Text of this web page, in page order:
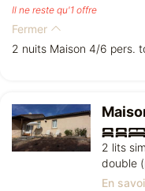
Il ne reste qu'1 offre
Fermer
2 nuits Maison 4/6 pers.
2 lits
double
En